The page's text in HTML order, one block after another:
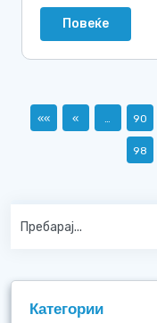
Повеќе
«« « … 90
98
Категории